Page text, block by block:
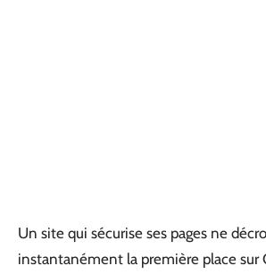
Un site qui sécurise ses pages ne
instantanément la première place sur